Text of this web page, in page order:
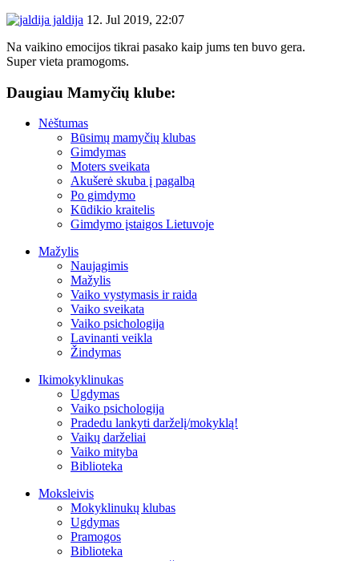
jaldija 12. Jul 2019, 22:07
Na vaikino emocijos tikrai pasako kaip jums ten buvo gera.
Super vieta pramogoms.
Daugiau Mamyčių klube:
Nėštumas
Būsimų mamyčių klubas
Gimdymas
Moters sveikata
Akušerė skuba į pagalbą
Po gimdymo
Kūdikio kraitelis
Gimdymo įstaigos Lietuvoje
Mažylis
Naujagimis
Mažylis
Vaiko vystymasis ir raida
Vaiko sveikata
Vaiko psichologija
Lavinanti veikla
Žindymas
Ikimokyklinukas
Ugdymas
Vaiko psichologija
Pradedu lankyti darželį/mokyklą!
Vaikų darželiai
Vaiko mityba
Biblioteka
Moksleivis
Mokyklinukų klubas
Ugdymas
Pramogos
Biblioteka